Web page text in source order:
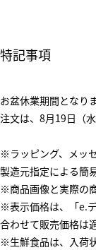
特記事項
お盆休業期間となり
注文は、8月19日（
※ラッピング、メッ
製造元指定による簡
※商品画像と実際の
※表示価格は、「e.
合わせて販売価格は
※生鮮食品は、入荷